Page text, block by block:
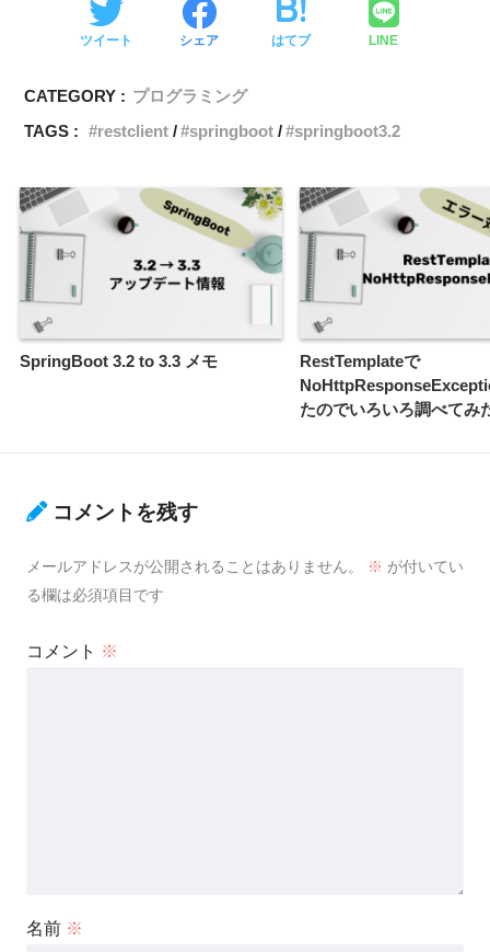
ツイート シェア はてブ LINE
CATEGORY : プログラミング
TAGS :
restclient springboot springboot3.2
SpringBoot 3.2 to 3.3 メモ
RestTemplateで
たのでいろいろ調べてみ
コメントを残す
メールアドレスが公開されることはありません。 ※ が付いてい
る欄は必須項目です
コメント ※
名前 ※